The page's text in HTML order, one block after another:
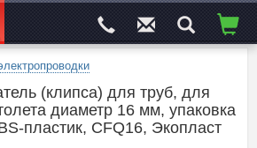
(клипса) для труб, для
диаметр 16 мм, упаковка
пластик, CFQ16, Экопласт